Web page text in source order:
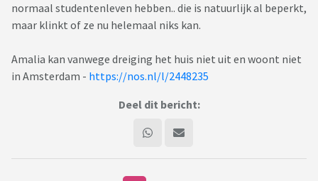
normaal studentenleven hebben.. die is natuurlijk al beperkt,
maar klinkt of ze nu helemaal niks kan.
Amalia kan vanwege dreiging het huis niet uit en woont niet
in Amsterdam - https://nos.nl/l/2448235
Deel dit bericht: